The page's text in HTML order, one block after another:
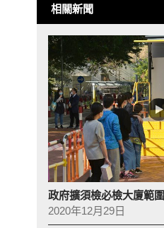
相關新聞
政府擴須檢必檢大廈範圍
2020年12月29日